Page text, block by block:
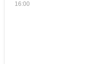
16:00